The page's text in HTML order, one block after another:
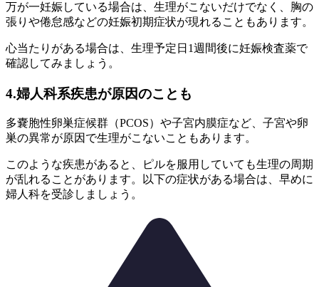
万が一妊娠している場合は、生理がこないだけでなく、胸の
張りや倦怠感などの妊娠初期症状が現れることもあります。
心当たりがある場合は、生理予定日1週間後に妊娠検査薬で
確認してみましょう。
4.婦人科系疾患が原因のことも
多嚢胞性卵巣症候群（PCOS）や子宮内膜症など、子宮や卵
巣の異常が原因で生理がこないこともあります。
このような疾患があると、ピルを服用していても生理の周期
が乱れることがあります。以下の症状がある場合は、早めに
婦人科を受診しましょう。